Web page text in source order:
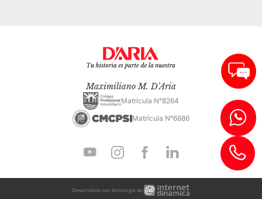
Maximiliano M. D'Aria
Matrícula N°8264
Matrícula N°6886
Desarrollado con tecnología de Internet
Dinámica